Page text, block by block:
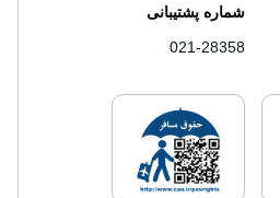
شماره پشتیبانی
021-28358
لایسنس های فروش سفرتاپلایسنس های